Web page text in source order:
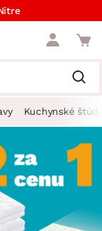
Kuchynské